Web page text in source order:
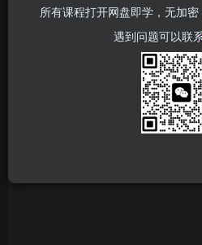
所有课程打开网盘即学，无加
遇到问题可以联